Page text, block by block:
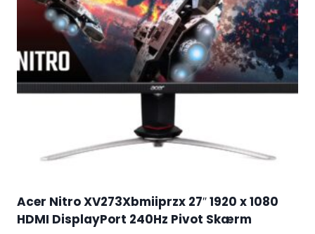
Acer Nitro XV273Xbmiiprzx 27″ 1920 x 1080
HDMI DisplayPort 240Hz Pivot Skærm